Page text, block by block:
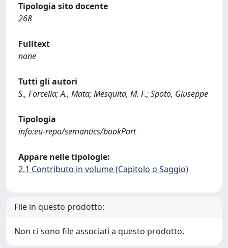
Tipologia sito docente
268
Fulltext
none
Tutti gli autori
S., Forcella; A., Mata; Mesquita, M. F.; Spoto, Giuseppe
Tipologia
info:eu-repo/semantics/bookPart
Appare nelle tipologie:
2.1 Contributo in volume (Capitolo o Saggio)
File in questo prodotto:
Non ci sono file associati a questo prodotto.